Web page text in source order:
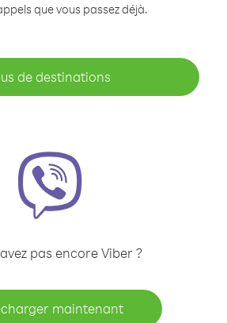
que vous passez déjà.
de destinations
pas encore Viber ?
maintenant